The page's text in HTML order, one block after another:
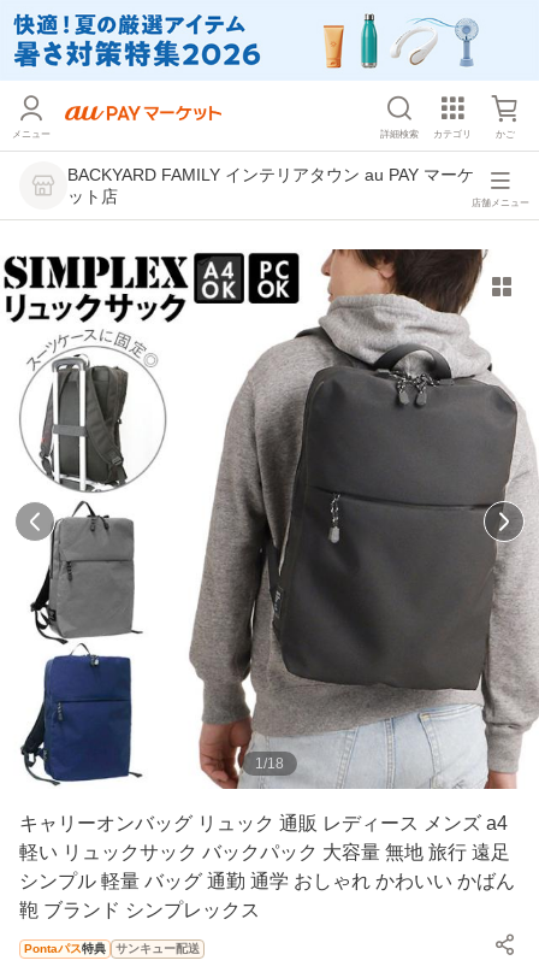
メニュー 詳細検索 カテゴリ かご
BACKYARD FAMILY インテリアタウン au PAY マーケ
ット店
店舗メニュー
1/18
キャリーオンバッグ リュック 通販 レディース メンズ a4
軽い リュックサック バックパック 大容量 無地 旅行 遠足
シンプル 軽量 バッグ 通勤 通学 おしゃれ かわいい かばん
鞄 ブランド シンプレックス
Pontaパス特典 サンキュー配送